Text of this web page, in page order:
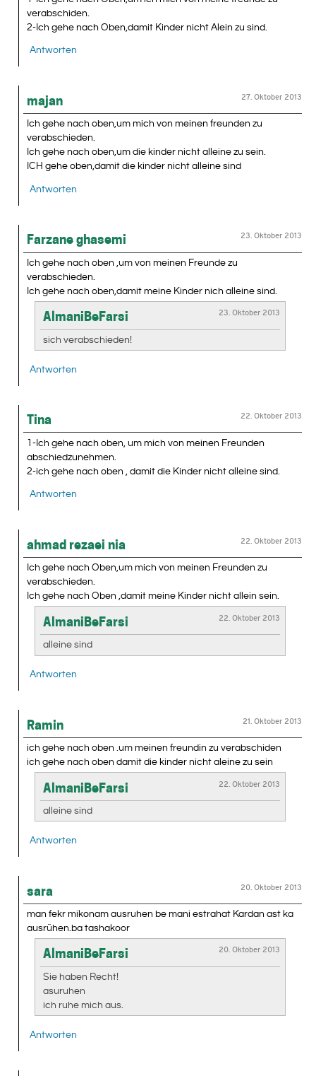
verabschiden.
2-Ich gehe nach Oben,damit Kinder nicht Alein zu sind.
Antworten
majan 27. Oktober 2013
Ich gehe nach oben,um mich von meinen freunden zu
verabschieden.
Ich gehe nach oben,um die kinder nicht alleine zu sein.
ICH gehe oben,damit die kinder nicht alleine sind
Antworten
Farzane ghasemi 23. Oktober 2013
Ich gehe nach oben ,um von meinen Freunde zu
verabschieden.
Ich gehe nach oben,damit meine Kinder nich alleine sind.
AlmaniBeFarsi 23. Oktober 2013
sich verabschieden!
Antworten
Tina 22. Oktober 2013
1-Ich gehe nach oben, um mich von meinen Freunden
abschiedzunehmen.
2-ich gehe nach oben , damit die Kinder nicht alleine sind.
Antworten
ahmad rezaei nia 22. Oktober 2013
Ich gehe nach Oben,um mich von meinen Freunden zu
verabschieden.
Ich gehe nach Oben ,damit meine Kinder nicht allein sein.
AlmaniBeFarsi 22. Oktober 2013
alleine sind
Antworten
Ramin 21. Oktober 2013
ich gehe nach oben .um meinen freundin zu verabschiden
ich gehe nach oben damit die kinder nicht aleine zu sein
AlmaniBeFarsi 22. Oktober 2013
alleine sind
Antworten
sara 20. Oktober 2013
man fekr mikonam ausruhen be mani estrahat Kardan ast ka
ausrühen.ba tashakoor
AlmaniBeFarsi 20. Oktober 2013
Sie haben Recht!
asuruhen
ich ruhe mich aus.
Antworten